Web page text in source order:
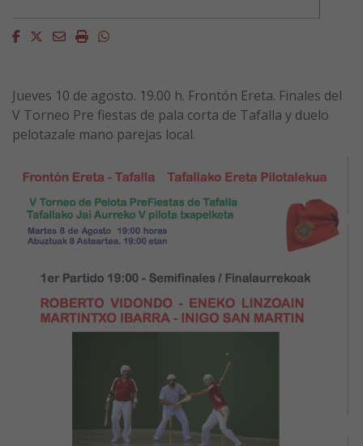
Facebook
Twitter
EmailImprimirWhatsapp
Jueves 10 de agosto. 19.00 h. Frontón Ereta. Finales del
V Torneo Pre fiestas de pala corta de Tafalla y duelo
pelotazale mano parejas local.